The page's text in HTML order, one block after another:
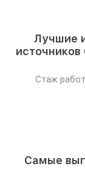
Лучшие
источников
Стаж
Самые